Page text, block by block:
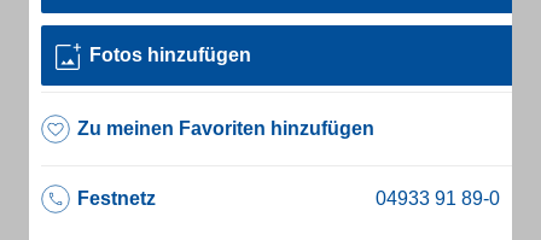
Fotos hinzufügen
Zu meinen Favoriten hinzufügen
Festnetz